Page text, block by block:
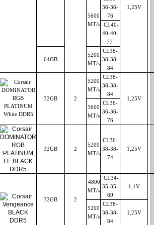
1,25V
5600
MT/s
36-36-
76
CL40-
40-40-
77
64GB
5200
MT/s
CL38-
38-38-
84
32GB 2
5200
MT/s
CL38-
38-38-
84
1,25V
5600
MT/s
CL36-
36-36-
76
32GB 2
5200
MT/s
CL36-
38-38-
74
1,25V
32GB 2
4800
MT/s
CL34-
35-35-
69
1,1V
5200
MT/s
CL38-
38-38-
84
1,25V